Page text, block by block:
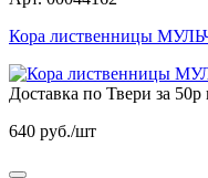
Кора лиственницы
Доставка по Твери за 50р
640 руб./шт